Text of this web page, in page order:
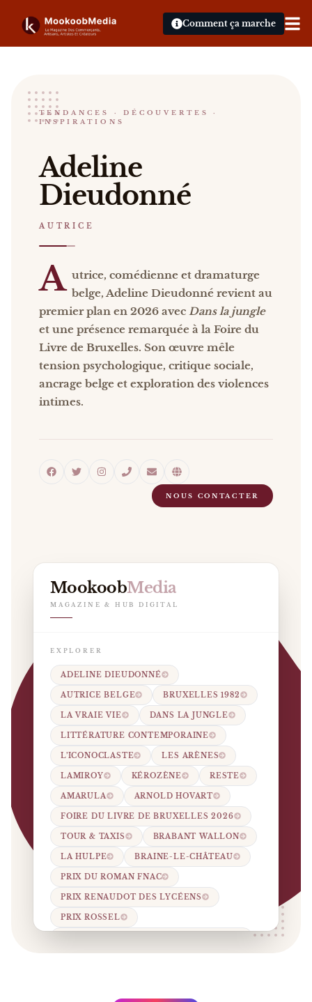
Comment ça marche
Adeline Dieudonné
AUTRICE
Adeline Dieudonné Autrice, comédienne et
Catalogue :presse, vidéos, livres
TENDANCES · DÉCOUVERTES ·
INSPIRATIONS
Adeline
Dieudonné
AUTRICE
A utrice, comédienne et dramaturge
belge, Adeline Dieudonné revient au
premier plan en 2026 avec Dans la jungle
et une présence remarquée à la Foire du
Livre de Bruxelles. Son œuvre mêle
tension psychologique, critique sociale,
ancrage belge et exploration des violences
intimes.
NOUS CONTACTER
MookoobMedia
MAGAZINE & HUB DIGITAL
EXPLORER
ADELINE DIEUDONNÉ
AUTRICE BELGE BRUXELLES 1982
LA VRAIE VIE DANS LA JUNGLE
LITTÉRATURE CONTEMPORAINE
L’ICONOCLASTE LES ARÈNES
LAMIROY KÉROZÈNE RESTE
AMARULA ARNOLD HOVART
FOIRE DU LIVRE DE BRUXELLES 2026
TOUR & TAXIS BRABANT WALLON
LA HULPE BRAINE-LE-CHÂTEAU
PRIX DU ROMAN FNAC
PRIX RENAUDOT DES LYCÉENS
PRIX ROSSEL